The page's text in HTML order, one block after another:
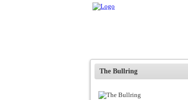
The Bullring